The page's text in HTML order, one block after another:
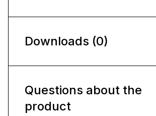
Downloads (0)
Questions about the
product